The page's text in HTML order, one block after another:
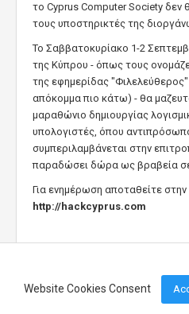
Website Cookies Consent
το Cyprus Computer Society δεν
τους υποστηρικτές της
Το Σαββατοκυρίακο 1-2
της Κύπρου - όπως τους
της εφημερίδας "Φιλελεύθερος"
απόκομμα πιο κάτω) - θα
μαραθώνιο δημιουργίας
υπολογιστές, όπου
συμπεριλαμβάνεται στην
παραδώσει δώρα ως βραβεία
Για ενημέρωση αποταθείτε στην
http://hackcyprus.com